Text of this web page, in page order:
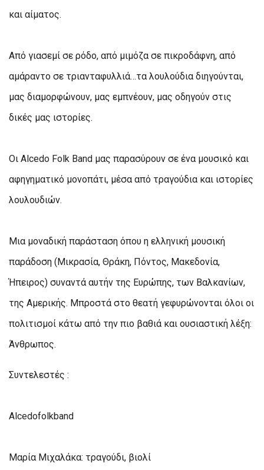
και αίματος.
Από γιασεμί σε ρόδο, από μιμόζα σε πικροδάφνη, από
αμάραντο σε τριανταφυλλιά…τα λουλούδια διηγούνται,
μας διαμορφώνουν, μας εμπνέουν, μας οδηγούν στις
δικές μας ιστορίες.
Οι Alcedo Folk Band μας παρασύρουν σε ένα μουσικό και
αφηγηματικό μονοπάτι, μέσα από τραγούδια και ιστορίες
λουλουδιών.
Μια μοναδική παράσταση όπου η ελληνική μουσική
παράδοση (Μικρασία, Θράκη, Πόντος, Μακεδονία,
Ήπειρος) συναντά αυτήν της Ευρώπης, των Βαλκανίων,
της Αμερικής. Μπροστά στο θεατή γεφυρώνονται όλοι οι
πολιτισμοί κάτω από την πιο βαθιά και ουσιαστική λέξη:
Άνθρωπος.
Συντελεστές :
Alcedofolkband
Μαρία Μιχαλάκα: τραγούδι, βιολί